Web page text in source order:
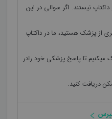
نیستند. اگر سوالی در این
از پزشک هستید، ما در داکتاپ
تا پاسخ پزشکی خود رادر
دریافت کنید.